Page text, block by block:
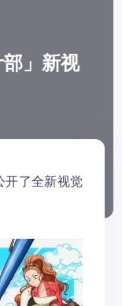
」新视
开了全新视觉